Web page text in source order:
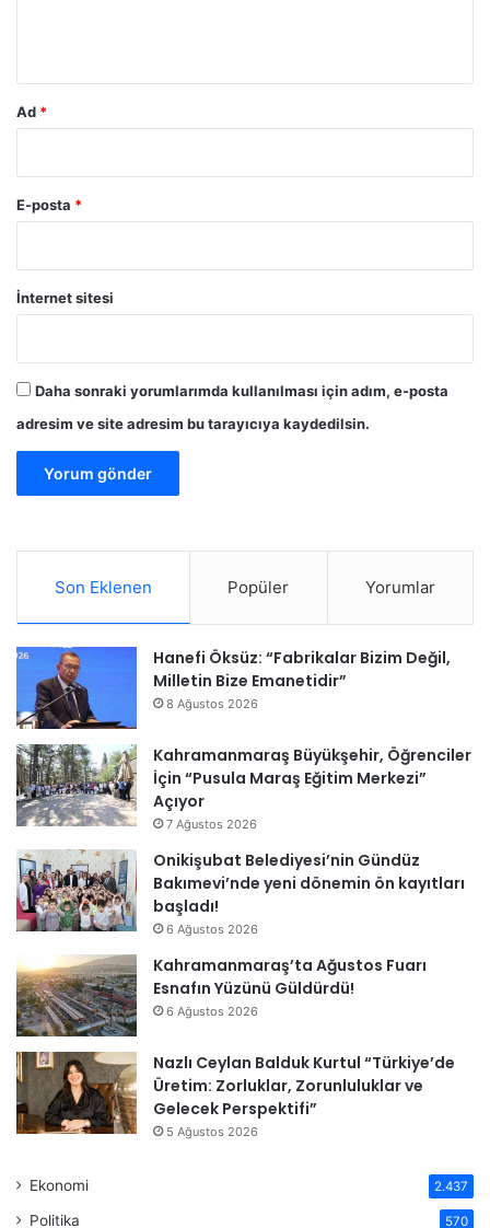
Ad *
E-posta *
İnternet sitesi
Daha sonraki yorumlarımda kullanılması için adım, e-posta
adresim ve site adresim bu tarayıcıya kaydedilsin.
Son Eklenen Popüler Yorumlar
Hanefi Öksüz: “Fabrikalar Bizim Değil,
Milletin Bize Emanetidir”
8 Ağustos 2026
Kahramanmaraş Büyükşehir, Öğrenciler
İçin “Pusula Maraş Eğitim Merkezi”
Açıyor
7 Ağustos 2026
Onikişubat Belediyesi’nin Gündüz
Bakımevi’nde yeni dönemin ön kayıtları
başladı!
6 Ağustos 2026
Kahramanmaraş’ta Ağustos Fuarı
Esnafın Yüzünü Güldürdü!
6 Ağustos 2026
Nazlı Ceylan Balduk Kurtul “Türkiye’de
Üretim: Zorluklar, Zorunluluklar ve
Gelecek Perspektifi”
5 Ağustos 2026
Ekonomi 2.437
Politika 570